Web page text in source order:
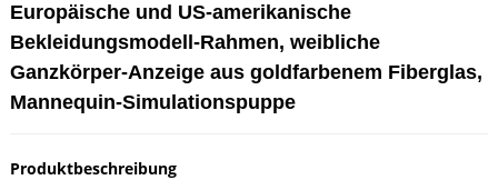
Europäische und US-amerikanische
Bekleidungsmodell-Rahmen, weibliche
Ganzkörper-Anzeige aus goldfarbenem Fiberglas,
Mannequin-Simulationspuppe
Produktbeschreibung